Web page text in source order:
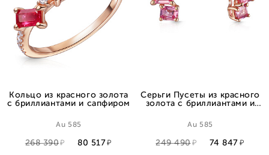
Кольцо из красного золота
с бриллиантами и сапфиром
Au 585
268 390
80 517
Серьги Пусеты из красного
золота с бриллиантами и
Au 585
249 490
74 847